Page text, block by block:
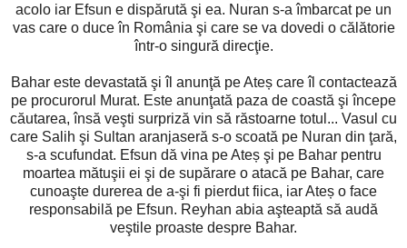
acolo iar Efsun e dispărută şi ea. Nuran s-a îmbarcat pe un
vas care o duce în România şi care se va dovedi o călătorie
într-o singură direcţie.
Bahar este devastată şi îl anunţă pe Ateș care îl contactează
pe procurorul Murat. Este anunţată paza de coastă şi începe
căutarea, însă veşti surpriză vin să răstoarne totul... Vasul cu
care Salih şi Sultan aranjaseră s-o scoată pe Nuran din ţară,
s-a scufundat. Efsun dă vina pe Ateș şi pe Bahar pentru
moartea mătuşii ei şi de supărare o atacă pe Bahar, care
cunoaşte durerea de a-şi fi pierdut fiica, iar Ateș o face
responsabilă pe Efsun. Reyhan abia aşteaptă să audă
veştile proaste despre Bahar.